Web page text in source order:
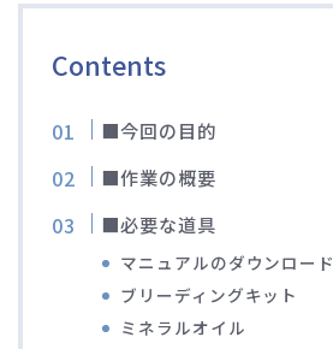
ブルべレポート2015
ブルべレポート2014
Contents
■今回の目的
■作業の概要
■必要な道具
マニュアルのダウンロード
ブリーディングキット
ミネラルオイル